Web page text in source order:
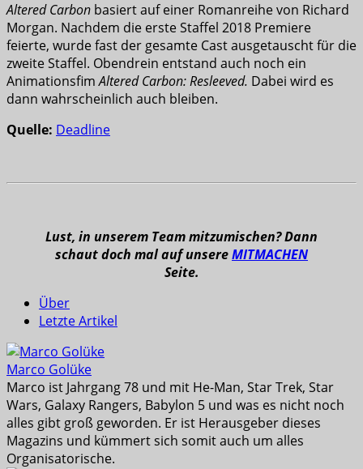
Altered Carbon basiert auf einer Romanreihe von Richard
Morgan. Nachdem die erste Staffel 2018 Premiere
feierte, wurde fast der gesamte Cast ausgetauscht für die
zweite Staffel. Obendrein entstand auch noch ein
AnimationsfimAltered Carbon: Resleeved. Dabei wird es
dann wahrscheinlich auch bleiben.
Quelle: Deadline
Lust, in unserem Team mitzumischen? Dann
schaut doch mal auf unsereMITMACHEN
Seite.
Über
Letzte Artikel
Marco Golüke
Marco ist Jahrgang 78 und mit He-Man, Star Trek, Star
Wars, Galaxy Rangers, Babylon 5 und was es nicht noch
alles gibt groß geworden. Er ist Herausgeber dieses
Magazins und kümmert sich somit auch um alles
Organisatorische.